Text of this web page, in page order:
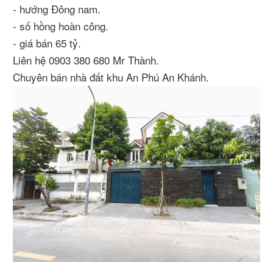
- hướng Đông nam.
- số hồng hoàn công.
- giá bán 65 tỷ.
Liên hệ 0903 380 680 Mr Thành.
Chuyên bán nhà đất khu An Phú An Khánh.